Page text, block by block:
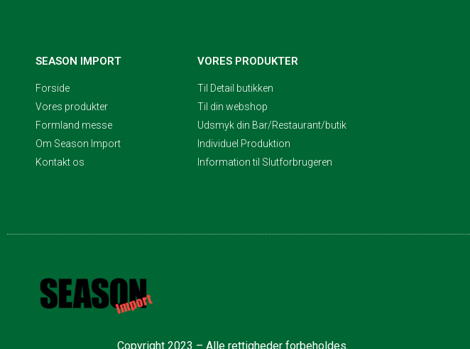
SEASON IMPORT
Forside
Vores produkter
Formland messe
Om Season Import
Kontakt os
VORES PRODUKTER
Til Detail butikken
Til din webshop
Udsmyk din Bar/Restaurant/butik
Individuel Produktion
Information til Slutforbrugeren
Copyright 2023 – Alle rettigheder forbeholdes